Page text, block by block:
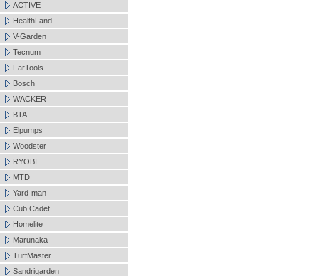
ACTIVE
HealthLand
V-Garden
Tecnum
FarTools
Bosch
WACKER
BTA
Elpumps
Woodster
RYOBI
MTD
Yard-man
Cub Cadet
Homelite
Marunaka
TurfMaster
Sandrigarden